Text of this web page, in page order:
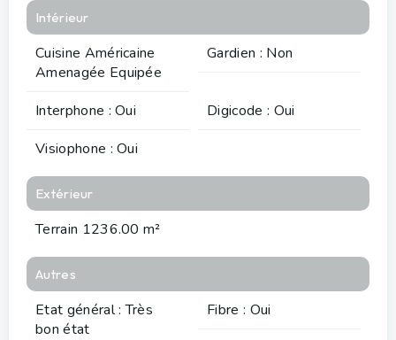
Intérieur
Cuisine Américaine
Amenagée Equipée
Gardien : Non
Interphone : Oui
Digicode : Oui
Visiophone : Oui
Extérieur
Terrain 1236.00 m²
Autres
Etat général : Très
bon état
Fibre : Oui